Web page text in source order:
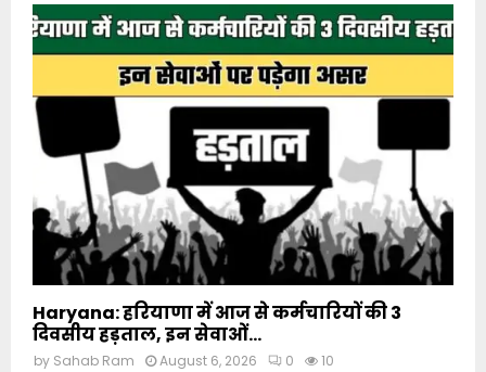
Haryana: हरियाणा में आज से कर्मचारियों की 3
दिवसीय हड़ताल, इन सेवाओं...
by Sahab Ram August 6, 2026 0 10